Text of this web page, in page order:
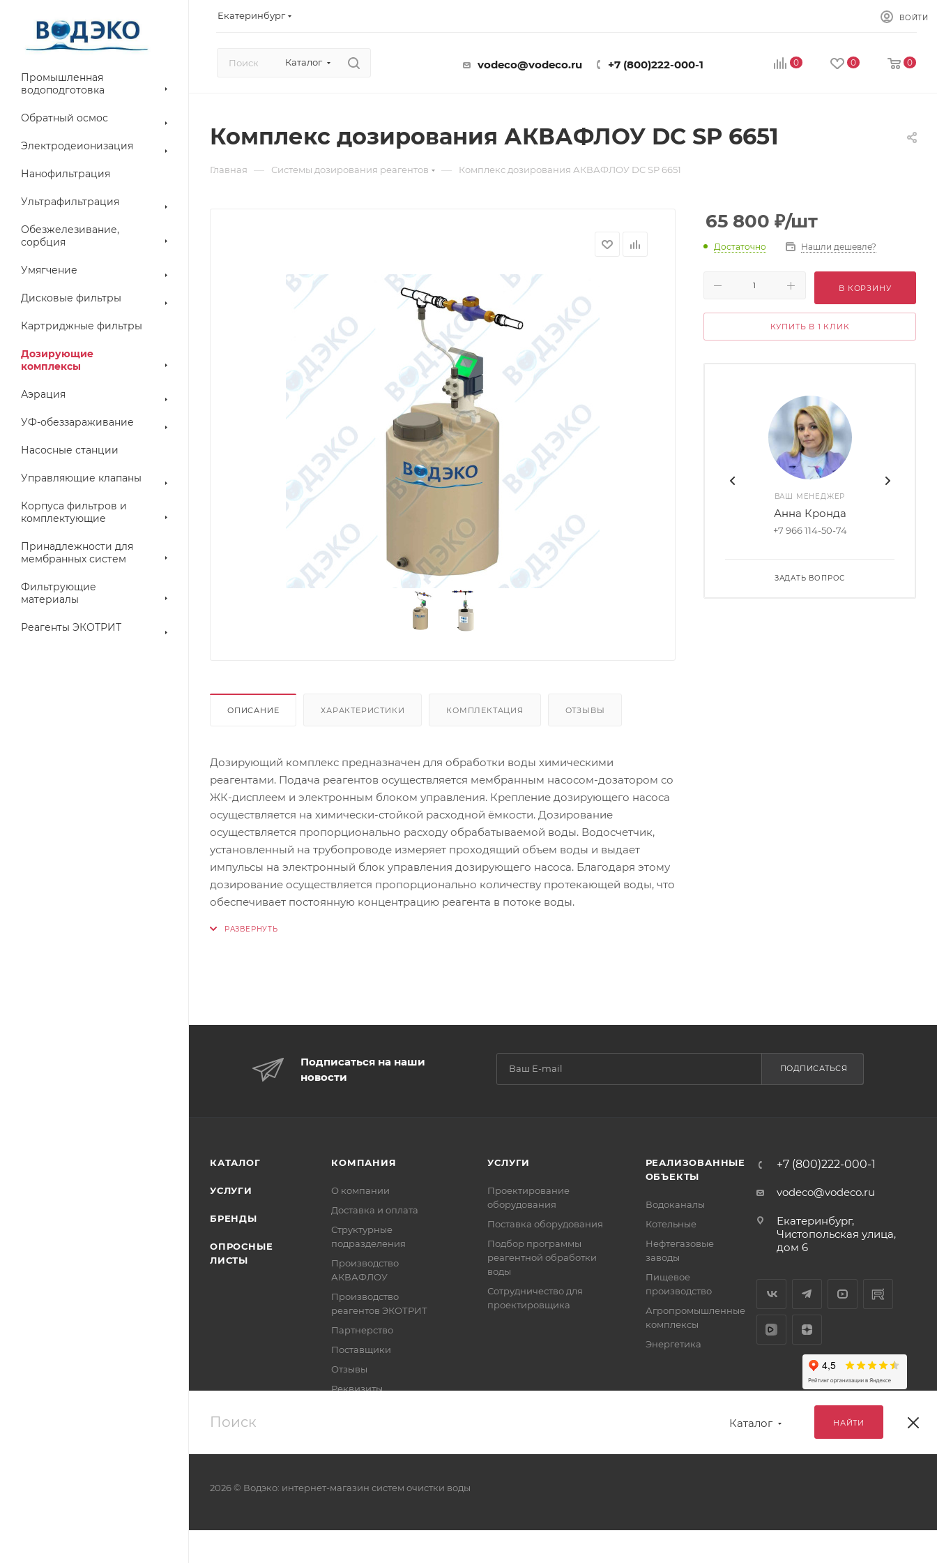
Екатеринбург ВОЙТИ
Каталог vodeco@vodeco.ru +7 (800)222-000-1 0 0 0
Промышленная
водоподготовка
Обратный осмос
Электродеионизация
Нанофильтрация
Ультрафильтрация
Обезжелезивание,
сорбция
Умягчение
Дисковые фильтры
Картриджные фильтры
Дозирующие
комплексы
Аэрация
УФ-обеззараживание
Насосные станции
Управляющие клапаны
Корпуса фильтров и
комплектующие
Принадлежности для
мембранных систем
Фильтрующие
материалы
Реагенты ЭКОТРИТ
Комплекс дозирования АКВАФЛОУ DC SP 6651
Главная — Системы дозирования реагентов — Комплекс дозирования АКВАФЛОУ DC SP 6651
ОПИСАНИЕ ХАРАКТЕРИСТИКИ КОМПЛЕКТАЦИЯ ОТЗЫВЫ
Дозирующий комплекс предназначен для обработки воды химическими
реагентами. Подача реагентов осуществляется мембранным насосом-дозатором со
ЖК-дисплеем и электронным блоком управления. Крепление дозирующего насоса
осуществляется на химически-стойкой расходной ёмкости. Дозирование
осуществляется пропорционально расходу обрабатываемой воды. Водосчетчик,
установленный на трубопроводе измеряет проходящий объем воды и выдает
импульсы на электронный блок управления дозирующего насоса. Благодаря этому
дозирование осуществляется пропорционально количеству протекающей воды, что
обеспечивает постоянную концентрацию реагента в потоке воды.
65 800 ₽/шт
Достаточно Нашли дешевле?
В КОРЗИНУ
КУПИТЬ В 1 КЛИК
ВАШ МЕНЕДЖЕР
Анна Кронда
+7 966 114-50-74
ЗАДАТЬ ВОПРОС
Подписаться на наши
новости
ПОДПИСАТЬСЯ
КАТАЛОГ
УСЛУГИ
БРЕНДЫ
ОПРОСНЫЕ
ЛИСТЫ
КОМПАНИЯ
О компании
Доставка и оплата
Структурные
подразделения
Производство
АКВАФЛОУ
Производство
реагентов ЭКОТРИТ
Партнерство
Поставщики
Отзывы
Реквизиты
УСЛУГИ
Проектирование
оборудования
Поставка оборудования
Подбор программы
реагентной обработки
воды
Сотрудничество для
проектировщика
РЕАЛИЗОВАННЫЕ
ОБЪЕКТЫ
Водоканалы
Котельные
Нефтегазовые
заводы
Пищевое
производство
Агропромышленные
комплексы
Энергетика
+7 (800)222-000-1
vodeco@vodeco.ru
Екатеринбург,
Чистопольская улица,
дом 6
2026 © Водэко: интернет-магазин систем очистки воды
НАЙТИ
Каталог